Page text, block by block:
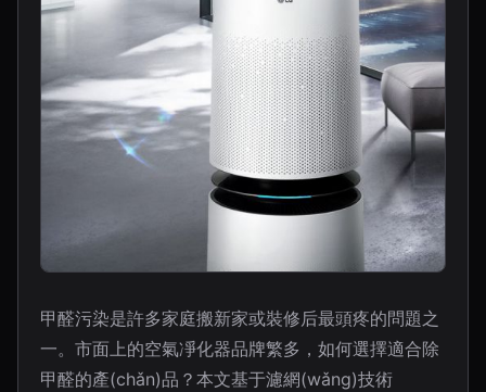
甲醛污染是許多家庭搬新家或裝修后最頭疼的問題之
一。市面上的空氣凈化器品牌繁多，如何選擇適合除
甲醛的產(chǎn)品？本文基于濾網(wǎng)技術